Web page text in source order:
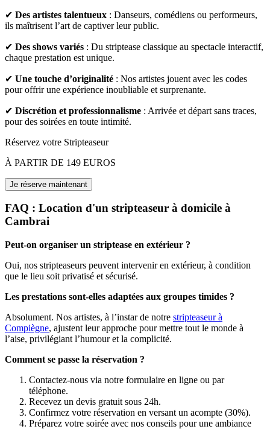
✔ Des artistes talentueux : Danseurs, comédiens ou performeurs,
ils maîtrisent l’art de captiver leur public.
✔ Des shows variés : Du striptease classique au spectacle interactif,
chaque prestation est unique.
✔ Une touche d’originalité : Nos artistes jouent avec les codes
pour offrir une expérience inoubliable et surprenante.
✔ Discrétion et professionnalisme : Arrivée et départ sans traces,
pour des soirées en toute intimité.
Réservez votre Stripteaseur
À PARTIR DE 149 EUROS
FAQ : Location d'un stripteaseur à domicile à
Cambrai
Peut-on organiser un striptease en extérieur ?
Oui, nos stripteaseurs peuvent intervenir en extérieur, à condition
que le lieu soit privatisé et sécurisé.
Les prestations sont-elles adaptées aux groupes timides ?
Absolument. Nos artistes, à l’instar de notre stripteaseur à
Compiègne, ajustent leur approche pour mettre tout le monde à
l’aise, privilégiant l’humour et la complicité.
Comment se passe la réservation ?
Contactez-nous via notre formulaire en ligne ou par
téléphone.
Recevez un devis gratuit sous 24h.
Confirmez votre réservation en versant un acompte (30%).
Préparez votre soirée avec nos conseils pour une ambiance